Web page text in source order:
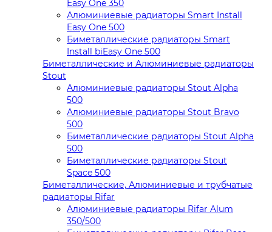
Easy One 350
Алюминиевые радиаторы Smart Install
Easy One 500
Биметаллические радиаторы Smart
Install biEasy One 500
Биметаллические и Алюминиевые радиаторы
Stout
Алюминиевые радиаторы Stout Alpha
500
Алюминиевые радиаторы Stout Bravo
500
Биметаллические радиаторы Stout Alpha
500
Биметаллические радиаторы Stout
Space 500
Биметаллические, Алюминиевые и трубчатые
радиаторы Rifar
Алюминиевые радиаторы Rifar Alum
350/500